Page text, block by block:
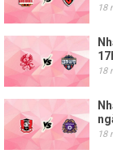
18
18
18